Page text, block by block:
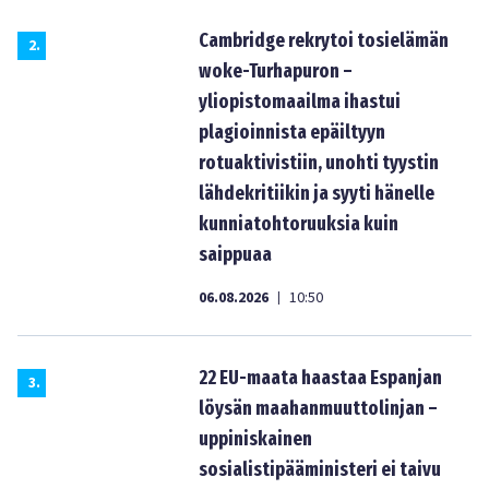
2.
Cambridge rekrytoi tosielämän
woke-Turhapuron –
yliopistomaailma ihastui
plagioinnista epäiltyyn
rotuaktivistiin, unohti tyystin
lähdekritiikin ja syyti hänelle
kunniatohtoruuksia kuin
saippuaa
06.08.2026 | 10:50
3.
22 EU-maata haastaa Espanjan
löysän maahanmuuttolinjan –
uppiniskainen
sosialistipääministeri ei taivu